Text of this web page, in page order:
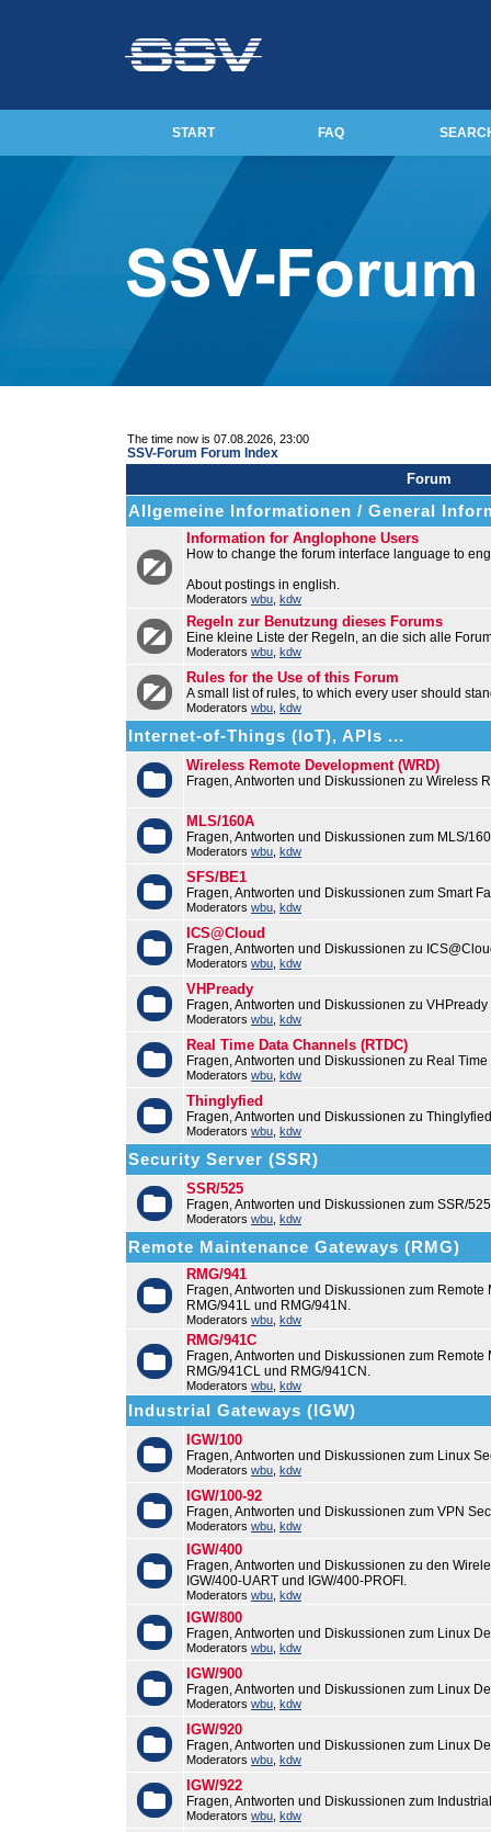
START FAQ
The time now is 07.08.2026, 23:00
SSV-Forum Forum Index
Forum
Allgemeine Informationen / General
Information for Anglophone Users
How to change the forum interface language to
About postings in english.
Moderators wbu kdw
Regeln zur Benutzung dieses Forums
Eine kleine Liste der Regeln, an die sich alle
Moderators wbu kdw
Rules for the Use of this Forum
A small list of rules, to which every user should
Moderators wbu kdw
Internet-of-Things (IoT), APIs ...
Wireless Remote Development (WRD)
Fragen, Antworten und Diskussionen zu Wireless
MLS/160A
Fragen, Antworten und Diskussionen zum MLS/
Moderators wbu kdw
SFS/BE1
Fragen, Antworten und Diskussionen zum Smart
Moderators wbu kdw
ICS@Cloud
Fragen, Antworten und Diskussionen zu
Moderators wbu kdw
VHPready
Fragen, Antworten und Diskussionen zu VHPready
Moderators wbu kdw
Real Time Data Channels (RTDC)
Fragen, Antworten und Diskussionen zu Real
Moderators wbu kdw
Thinglyfied
Fragen, Antworten und Diskussionen zu Thinglyfied
Moderators wbu kdw
Security Server (SSR)
SSR/525
Fragen, Antworten und Diskussionen zum SSR/525
Moderators wbu kdw
Remote Maintenance Gateways (RMG)
RMG/941
Fragen, Antworten und Diskussionen zum
RMG/941L und RMG/941N.
Moderators wbu kdw
RMG/941C
Fragen, Antworten und Diskussionen zum
RMG/941CL und RMG/941CN.
Moderators wbu kdw
Industrial Gateways (IGW)
IGW/100
Fragen, Antworten und Diskussionen zum Linux
Moderators wbu kdw
IGW/100-92
Fragen, Antworten und Diskussionen zum VPN
Moderators wbu kdw
IGW/400
Fragen, Antworten und Diskussionen zu den
IGW/400-UART und IGW/400-PROFI.
Moderators wbu kdw
IGW/800
Fragen, Antworten und Diskussionen zum Linux
Moderators wbu kdw
IGW/900
Fragen, Antworten und Diskussionen zum Linux
Moderators wbu kdw
IGW/920
Fragen, Antworten und Diskussionen zum Linux
Moderators wbu kdw
IGW/922
Fragen, Antworten und Diskussionen zum
Moderators wbu kdw